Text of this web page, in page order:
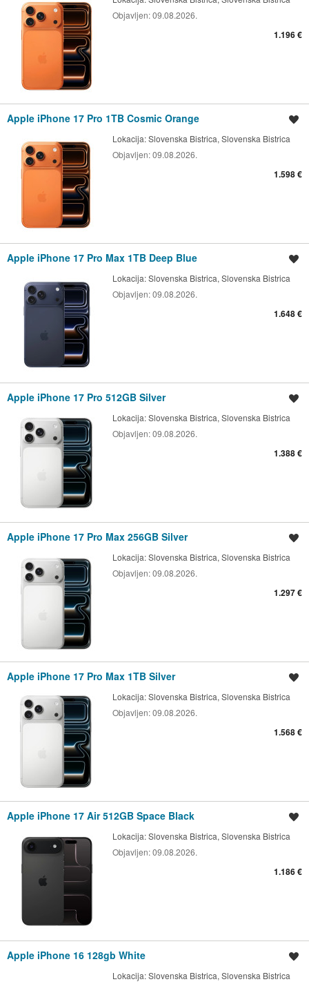
Objavljen:09.08.2026.
1.196 €
Apple iPhone 17 Pro 1TB Cosmic Orange
Lokacija:Slovenska Bistrica, Slovenska Bistrica
Objavljen:09.08.2026.
1.598 €
Apple iPhone 17 Pro Max 1TB Deep Blue
Lokacija:Slovenska Bistrica, Slovenska Bistrica
Objavljen:09.08.2026.
1.648 €
Apple iPhone 17 Pro 512GB Silver
Lokacija:Slovenska Bistrica, Slovenska Bistrica
Objavljen:09.08.2026.
1.388 €
Apple iPhone 17 Pro Max 256GB Silver
Lokacija:Slovenska Bistrica, Slovenska Bistrica
Objavljen:09.08.2026.
1.297 €
Apple iPhone 17 Pro Max 1TB Silver
Lokacija:Slovenska Bistrica, Slovenska Bistrica
Objavljen:09.08.2026.
1.568 €
Apple iPhone 17 Air 512GB Space Black
Lokacija:Slovenska Bistrica, Slovenska Bistrica
Objavljen:09.08.2026.
1.186 €
Apple iPhone 16 128gb White
Lokacija:Slovenska Bistrica, Slovenska Bistrica